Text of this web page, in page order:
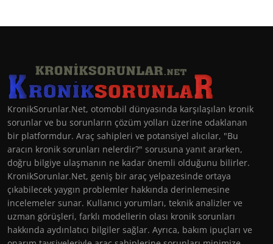
KronikSorunlar.Net, otomobil dünyasında karşılaşılan kronik
sorunlar ve bu sorunların çözüm yolları üzerine odaklanan
bir platformdur. Araç sahipleri ve potansiyel alıcılar, "Bu
aracın kronik sorunları nelerdir?" sorusuna yanıt ararken,
doğru bilgiye ulaşmanın ne kadar önemli olduğunu bilirler.
KronikSorunlar.Net, geniş bir araç yelpazesinde ortaya
çıkabilecek yaygın problemler hakkında derinlemesine
incelemeler sunar. Kullanıcı yorumları, teknik analizler ve
uzman görüşleri, farklı modellerin olası kronik sorunları
hakkında aydınlatıcı bilgiler sağlar. Ayrıca, bakım ipuçları ve